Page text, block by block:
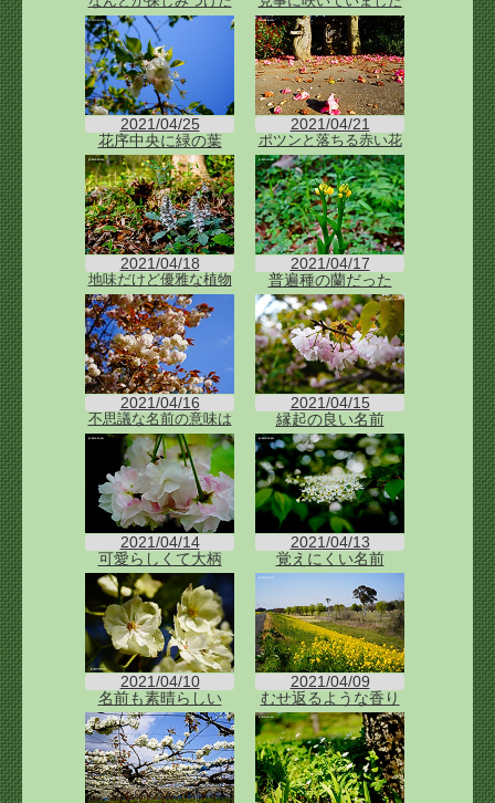
2021/04/25
花序中央に緑の葉
2021/04/21
ポツンと落ちる赤い花
2021/04/18
地味だけど優雅な植物
2021/04/17
普遍種の蘭だった
2021/04/16
不思議な名前の意味は
2021/04/15
縁起の良い名前
2021/04/14
可愛らしくて大柄
2021/04/13
覚えにくい名前
2021/04/10
名前も素晴らしい
2021/04/09
むせ返るような香り